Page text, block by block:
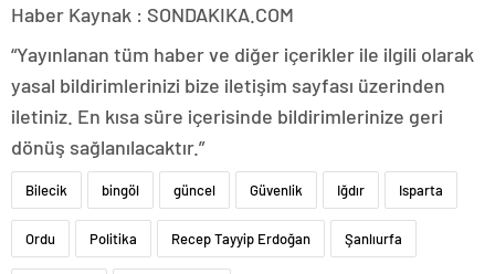
Haber Kaynak : SONDAKIKA.COM
“Yayınlanan tüm haber ve diğer içerikler ile ilgili olarak
yasal bildirimlerinizi bize iletişim sayfası üzerinden
iletiniz. En kısa süre içerisinde bildirimlerinize geri
dönüş sağlanılacaktır.”
Bilecik bingöl güncel Güvenlik Iğdır Isparta
Ordu Politika Recep Tayyip Erdoğan Şanlıurfa